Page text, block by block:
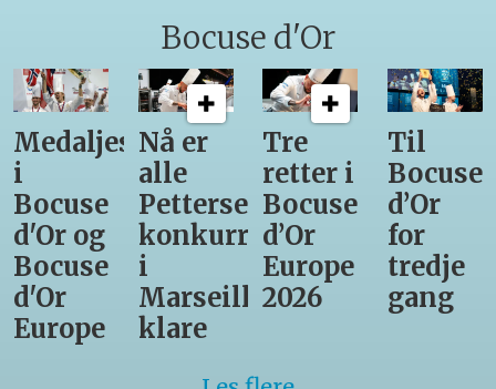
Bocuse d'Or
Medaljestatistikk
i
Bocuse
d'Or og
Bocuse
d'Or
Europe
Nå er
alle
Pettersens
konkurrenter
i
Marseille
klare
Tre
retter i
Bocuse
d’Or
Europe
2026
Til
Bocuse
d’Or
for
tredje
gang